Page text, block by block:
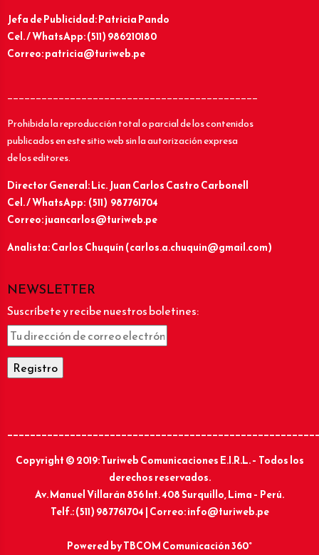
Jefa de Publicidad: Patricia Pando
Cel. / WhatsApp: (511) 986210180
Correo: patricia@turiweb.pe
____________________________________________
Prohibida la reproducción total o parcial de los contenidos
publicados en este sitio web sin la autorización expresa
de los editores.
Director General: Lic.Juan Carlos Castro Carbonell
Cel. / WhatsApp: (511) 987761704
Correo: juancarlos@turiweb.pe
Analista: Carlos Chuquín (carlos.a.chuquin@gmail.com)
NEWSLETTER
Suscríbete y recibe nuestros boletines:
Copyright © 2019: Turiweb Comunicaciones E.I.R.L. – Todos los
derechos reservados.
Av. Manuel Villarán 856 Int. 408 Surquillo, Lima – Perú.
Telf.: (511) 987761704 | Correo: info@turiweb.pe
Powered byTBCOM Comunicación 360°